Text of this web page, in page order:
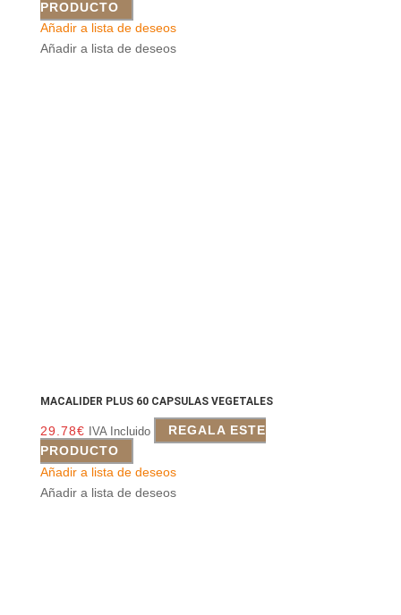
PRODUCTO
Añadir a lista de deseos
Añadir a lista de deseos
MACALIDER PLUS 60 CAPSULAS VEGETALES
29.78€ IVA Incluido
REGALA ESTE
PRODUCTO
Añadir a lista de deseos
Añadir a lista de deseos